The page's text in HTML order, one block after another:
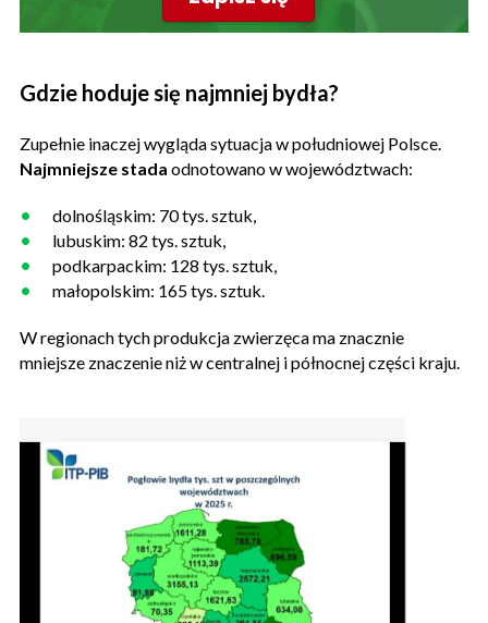
Gdzie hoduje się najmniej bydła?
Zupełnie inaczej wygląda sytuacja w południowej Polsce.
Najmniejsze stada odnotowano w województwach:
dolnośląskim: 70 tys. sztuk,
lubuskim: 82 tys. sztuk,
podkarpackim: 128 tys. sztuk,
małopolskim: 165 tys. sztuk.
W regionach tych produkcja zwierzęca ma znacznie
mniejsze znaczenie niż w centralnej i północnej części kraju.